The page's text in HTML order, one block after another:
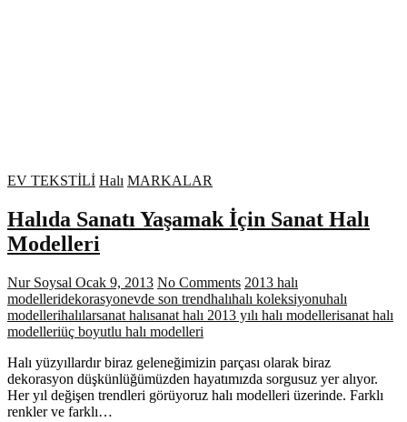
EV TEKSTİLİ Halı MARKALAR
Halıda Sanatı Yaşamak İçin Sanat Halı
Modelleri
Nur Soysal Ocak 9, 2013 No Comments 2013 halı
modelleridekorasyonevde son trendhalıhalı koleksiyonuhalı
modellerihalılarsanat halısanat halı 2013 yılı halı modellerisanat halı
modelleriüç boyutlu halı modelleri
Halı yüzyıllardır biraz geleneğimizin parçası olarak biraz
dekorasyon düşkünlüğümüzden hayatımızda sorgusuz yer alıyor.
Her yıl değişen trendleri görüyoruz halı modelleri üzerinde. Farklı
renkler ve farklı…